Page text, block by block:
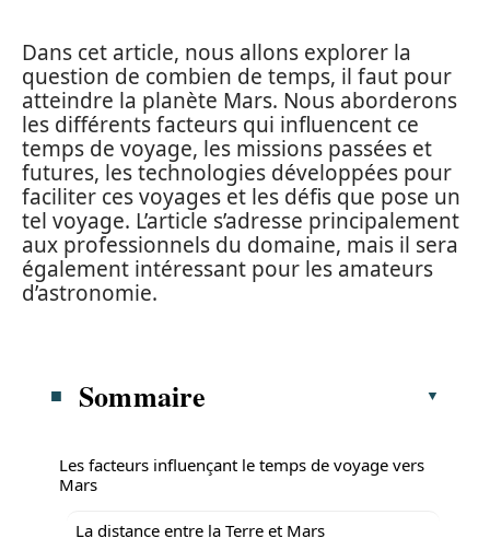
Dans cet article, nous allons explorer la
question de combien de temps, il faut pour
atteindre la planète Mars. Nous aborderons
les différents facteurs qui influencent ce
temps de voyage, les missions passées et
futures, les technologies développées pour
faciliter ces voyages et les défis que pose un
tel voyage. L’article s’adresse principalement
aux professionnels du domaine, mais il sera
également intéressant pour les amateurs
d’astronomie.
Sommaire
Les facteurs influençant le temps de voyage vers
Mars
La distance entre la Terre et Mars